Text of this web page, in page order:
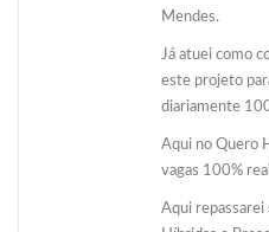
Mendes.
Já atuei como
este projeto
diariamente
Aqui no Quero
vagas 100%
Aqui